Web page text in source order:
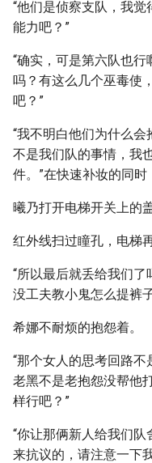
“他们是侦察支队，我
能力吧？”
“确实，可是第六队也
吗？有这么几个巫毒使
吧？”
“我不明白他们为什么
不是我们队的事情，我
件。”在快速补妆的同时
曦乃打开电梯开关上的
红外线扫过瞳孔，电梯
“所以最后就丢给我们
没工夫教小鬼怎么提裤
希娜不耐烦的抱怨着。
“那个女人的思考回路
老黑不是老抱怨没帮他
样行吧？”
“你让那俩新人给我们
来抗议的，请注意一下